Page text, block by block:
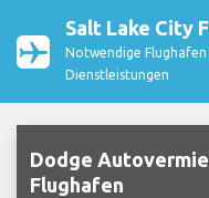
Salt Lake City
Notwendige
Dienstleistungen
Dodge
Flughafen